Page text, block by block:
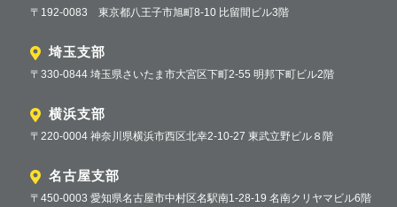
〒192-0083 東京都八王子市旭町8-10 比留間ビル3階
埼玉支部
〒330-0844 埼玉県さいたま市大宮区下町2-55 明邦下町ビル2階
横浜支部
〒220-0004 神奈川県横浜市西区北幸2-10-27 東武立野ビル８階
名古屋支部
〒450-0003 愛知県名古屋市中村区名駅南1-28-19 名南クリヤマビル6階